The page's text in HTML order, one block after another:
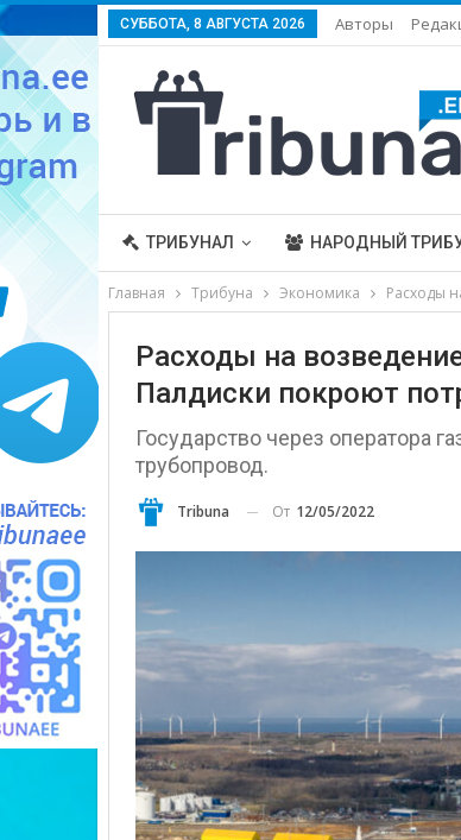
СУББОТА, 8 АВГУСТА 2026 Авторы
ТРИБУНАЛ НАРОДНЫЙ
Главная Трибуна Экономика Расходы
Расходы на
Палдиски покроют
Государство через оператора
трубопровод.
Tribuna От 12/05/2022